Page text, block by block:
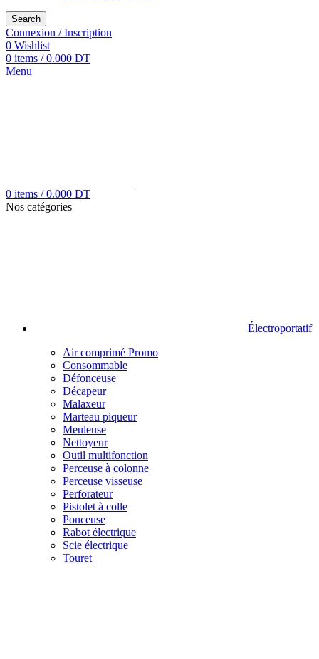
Search
Connexion / Inscription
0 Wishlist
0 items / 0.000 DT
Menu
0 items / 0.000 DT
Nos catégories
Électroportatif
Air comprimé Promo
Consommable
Défonceuse
Décapeur
Malaxeur
Marteau piqueur
Meuleuse
Nettoyeur
Outil multifonction
Perceuse à colonne
Perceuse visseuse
Perforateur
Pistolet à colle
Ponceuse
Rabot électrique
Scie électrique
Touret